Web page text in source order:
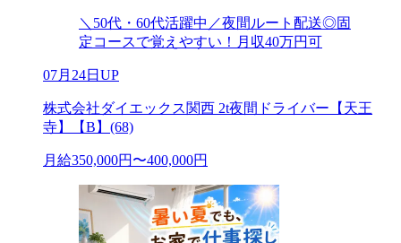
＼50代・60代活躍中／夜間ルート配送◎固
定コースで覚えやすい！月収40万円可
07月24日UP
株式会社ダイエックス関西 2t夜間ドライバー【天王
寺】【B】(68)
月給350,000円〜400,000円